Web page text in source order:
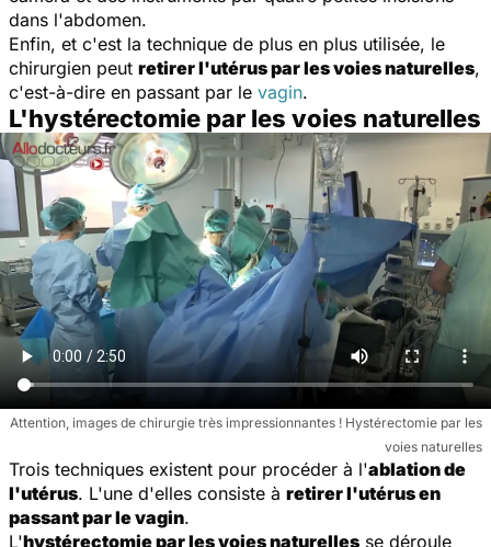
dans l'abdomen.
Enfin, et c'est la technique de plus en plus utilisée, le
chirurgien peut retirer l'utérus par les voies naturelles,
c'est-à-dire en passant par le vagin.
L'hystérectomie par les voies naturelles
Attention, images de chirurgie très impressionnantes ! Hystérectomie par les
voies naturelles
Trois techniques existent pour procéder à l'ablation de
l'utérus. L'une d'elles consiste à retirer l'utérus en
passant par le vagin.
L'hystérectomie par les voies naturelles se déroule